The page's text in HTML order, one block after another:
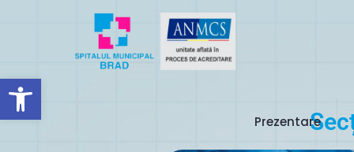
Deschide bara de unelte
Prezentare